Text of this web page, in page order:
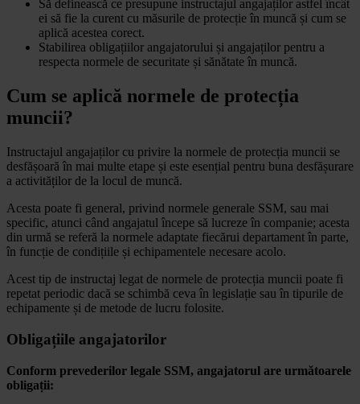
Să definească ce presupune instructajul angajaților astfel încât
ei să fie la curent cu măsurile de protecție în muncă și cum se
aplică acestea corect.
Stabilirea obligațiilor angajatorului și angajaților pentru a
respecta normele de securitate și sănătate în muncă.
Cum se aplică normele de protecția
muncii?
Instructajul angajaților cu privire la normele de protecția muncii se
desfășoară în mai multe etape și este esențial pentru buna desfășurare
a activităților de la locul de muncă.
Acesta poate fi general, privind normele generale SSM, sau mai
specific, atunci când angajatul începe să lucreze în companie; acesta
din urmă se referă la normele adaptate fiecărui departament în parte,
în funcție de condițiile și echipamentele necesare acolo.
Acest tip de instructaj legat de normele de protecția muncii poate fi
repetat periodic dacă se schimbă ceva în legislație sau în tipurile de
echipamente și de metode de lucru folosite.
Obligațiile angajatorilor
Conform prevederilor legale SSM, angajatorul are următoarele
obligații: